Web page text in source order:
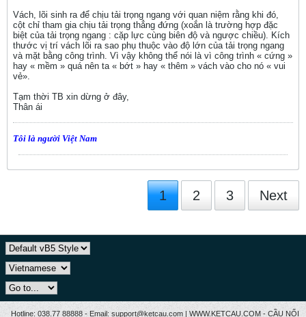
Vách, lõi sinh ra để chịu tải trọng ngang với quan niệm rằng khi đó,
cột chỉ tham gia chịu tải trọng thẳng đứng (xoắn là trường hợp đặc
biệt của tải trọng ngang : cặp lực cùng biên độ và ngược chiều). Kích
thước vị trí vách lõi ra sao phụ thuộc vào độ lớn của tải trọng ngang
và mặt bằng công trình. Vì vậy không thể nói là vì công trình « cứng »
hay « mềm » quá nên ta « bớt » hay « thêm » vách vào cho nó « vui
vẻ».
Tạm thời TB xin dừng ở đây,
Thân ái
Tôi là người Việt Nam
1 2 3 Next
Hotline: 038.77 88888 - Email: support@ketcau.com | WWW.KETCAU.COM - CẦU NỐI